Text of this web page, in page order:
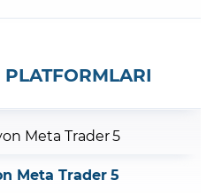
Meta Trader 5